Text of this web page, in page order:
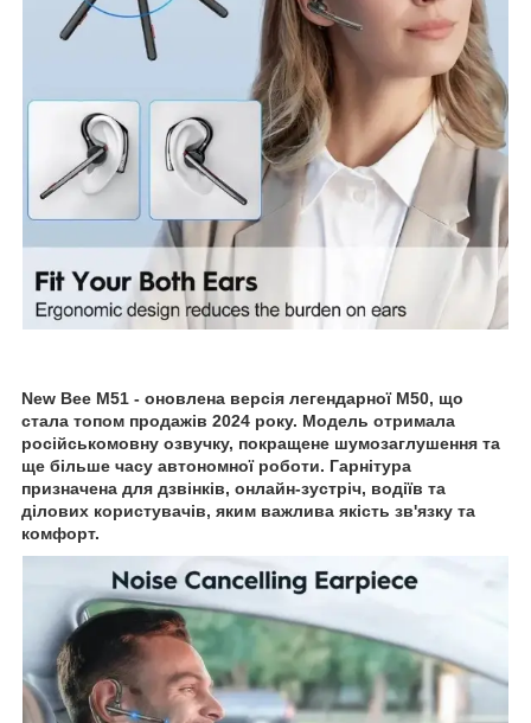
New Bee M51 - оновлена ​​версія легендарної M50, що
стала топом продажів 2024 року. Модель отримала
російськомовну озвучку, покращене шумозаглушення та
ще більше часу автономної роботи. Гарнітура
призначена для дзвінків, онлайн-зустріч, водіїв та
ділових користувачів, яким важлива якість зв'язку та
комфорт.